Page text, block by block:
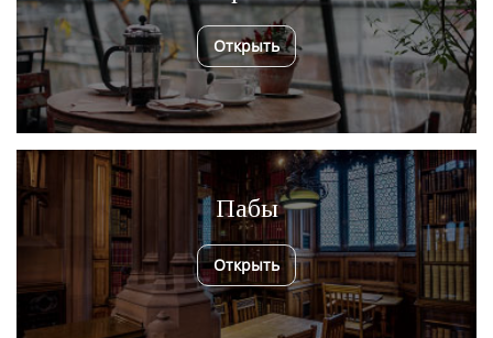
Открыть
Пабы
Открыть